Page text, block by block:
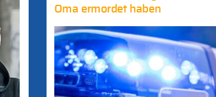
Oma ermordet haben